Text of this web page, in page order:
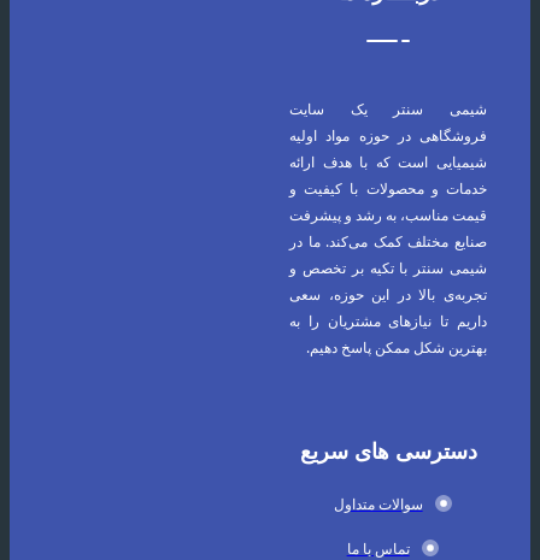
شیمی سنتر یک سایت
فروشگاهی در حوزه مواد اولیه
شیمیایی است که با هدف ارائه
خدمات و محصولات با کیفیت و
قیمت مناسب، به رشد و پیشرفت
صنایع مختلف کمک می‌کند. ما در
شیمی سنتر با تکیه بر تخصص و
تجربه‌ی بالا در این حوزه، سعی
داریم تا نیازهای مشتریان را به
بهترین شکل ممکن پاسخ دهیم.
دسترسی های سریع
سوالات متداول
تماس با ما